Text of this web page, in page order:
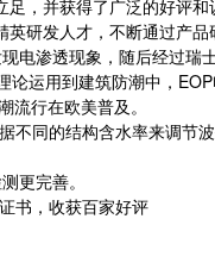
，并获得了广泛的好评和
研发人才，不断通过产
渗透现象，随后经过瑞
运用到建筑防潮中，EOP
行在欧美普及。
同的结构含水率来调节波
更完善。
书，收获百家好评